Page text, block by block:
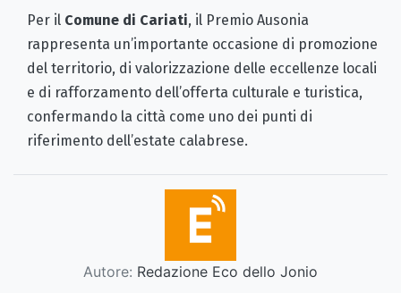
Per il Comune di Cariati, il Premio Ausonia
rappresenta un’importante occasione di promozione
del territorio, di valorizzazione delle eccellenze locali
e di rafforzamento dell’offerta culturale e turistica,
confermando la città come uno dei punti di
riferimento dell’estate calabrese.
Autore: Redazione Eco dello Jonio